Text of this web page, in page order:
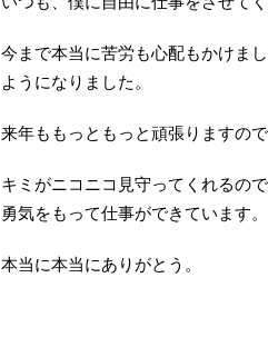
今まで本当に苦労も心配もかけま
ようになりました。
来年ももっともっと頑張りますの
キミがニコニコ見守ってくれるの
勇気をもって仕事ができています。
本当に本当にありがとう。